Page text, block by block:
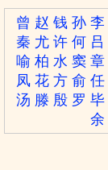
曾 赵 钱 孙 李
秦 尤 许 何 吕
喻 柏 水 窦 章
凤 花 方 俞 任
汤 滕 殷 罗 毕
余